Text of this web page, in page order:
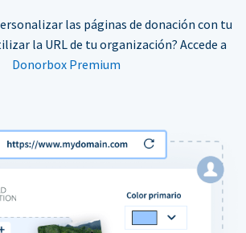
las páginas de donación con tu
la URL de tu organización? Accede a
Donorbox Premium